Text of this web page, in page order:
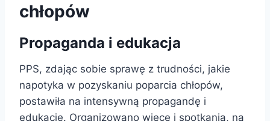
chłopów
Propaganda i edukacja
PPS, zdając sobie sprawę z trudności, jakie
napotyka w pozyskaniu poparcia chłopów,
postawiła na intensywną propagandę i
edukację. Organizowano wiece i spotkania, na